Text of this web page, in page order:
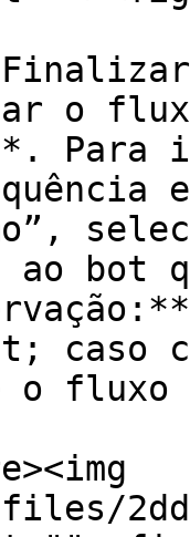
o
Para
ao bot
caso
o fluxo